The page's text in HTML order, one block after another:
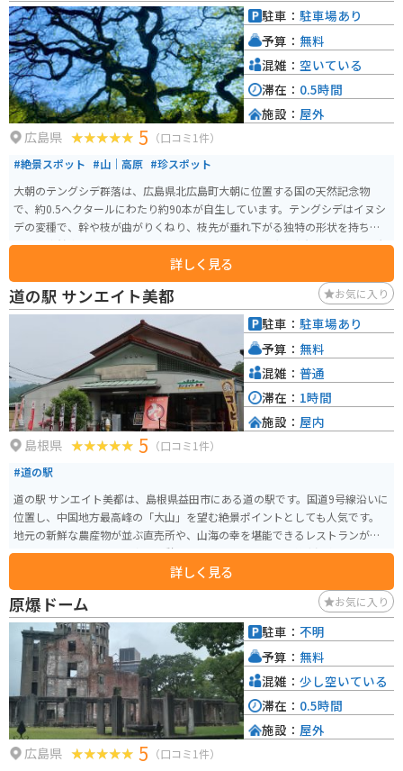
ースもあります。 周辺には、羅漢山牧場や深入山など、自然豊かな観光スポ
ットが点在しています。また、秋には紅葉の名所としても知られています。道
の駅 スパ羅漢は、自然を満喫したい方や、温泉でゆっくりとくつろぎたい方
におすすめのスポットです。
広島県 5 （口コミ1件）
#絶景スポット #山｜高原 #珍スポット
大朝のテングシデ群落は、広島県北広島町大朝に位置する国の天然記念物
で、約0.5ヘクタールにわたり約90本が自生しています。テングシデはイヌシ
デの変種で、幹や枝が曲がりくねり、枝先が垂れ下がる独特の形状を持ち、
これは突然変異によるものとされています。群落には胸高直径10cm以上の大
木が多く、地元には「この木に登れば天狗に投げられる」という伝承もあ
り、地域住民によって長年保護されています。
詳しく見る
駐車： 駐車場あり
予算： 無料
混雑： 空いている
滞在： 0.5時間
施設： 屋外
道の駅 サンエイト美都 お気に入り
島根県 5 （口コミ1件）
#道の駅
道の駅 サンエイト美都は、島根県益田市にある道の駅です。国道9号線沿いに
位置し、中国地方最高峰の「大山」を望む絶景ポイントとしても人気です。
地元の新鮮な農産物が並ぶ直売所や、山海の幸を堪能できるレストランが併
設されており、ドライブ中の休憩に最適です。特産品の「美都温泉たまご」
は、濃厚な味わいでお土産にもおすすめです。 バイクで訪れる際は、道の駅
からほど近い「匹見峡」のワインディングロードもおすすめです。変化に富
んだコーナーが続き、ツーリングを楽しめます。道の駅には広い駐車場も完備
されているので安心です。
詳しく見る
駐車： 駐車場あり
予算： 無料
混雑： 普通
滞在： 1時間
施設： 屋内
原爆ドーム お気に入り
広島県 5 （口コミ1件）
駐車： 不明
予算： 無料
混雑： 少し空いている
滞在： 0.5時間
施設： 屋外